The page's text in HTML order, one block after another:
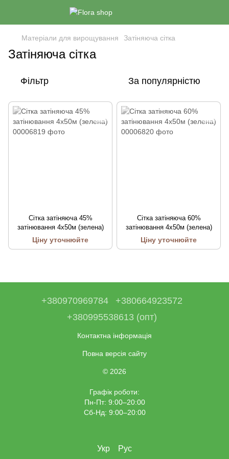
Матеріали для вирощування Затіняюча сітка
Затіняюча сітка
Фільтр За популярністю
Сітка затіняюча 45%
затінювання 4х50м (зелена)
Ціну уточнюйте
Сітка затіняюча 60%
затінювання 4х50м (зелена)
Ціну уточнюйте
+380970969784
+380664923572
+380995538613 (опт)
Контактна інформація
Повна версія сайту
© 2026
Графік роботи:
Пн-Пт: 9:00–20:00
Сб-Нд: 9:00–20:00
Укр Рус